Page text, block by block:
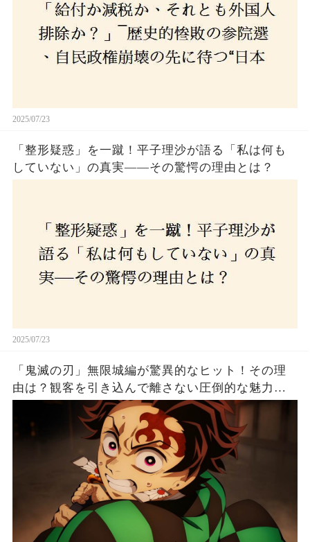
2025/07/23
「整形疑惑」を一蹴！平子理沙が語る「私は何も
していない」の真実——その驚愕の理由とは？
2025/07/23
「鬼滅の刃」無限城編が驚異的なヒット！その理
由は？観客を引き込んで離さない圧倒的な魅力と